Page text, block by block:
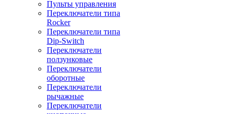
Пульты управления
Переключатели типа
Rocker
Переключатели типа
Dip-Switch
Переключатели
ползунковые
Переключатели
оборотные
Переключатели
рычажные
Переключатели